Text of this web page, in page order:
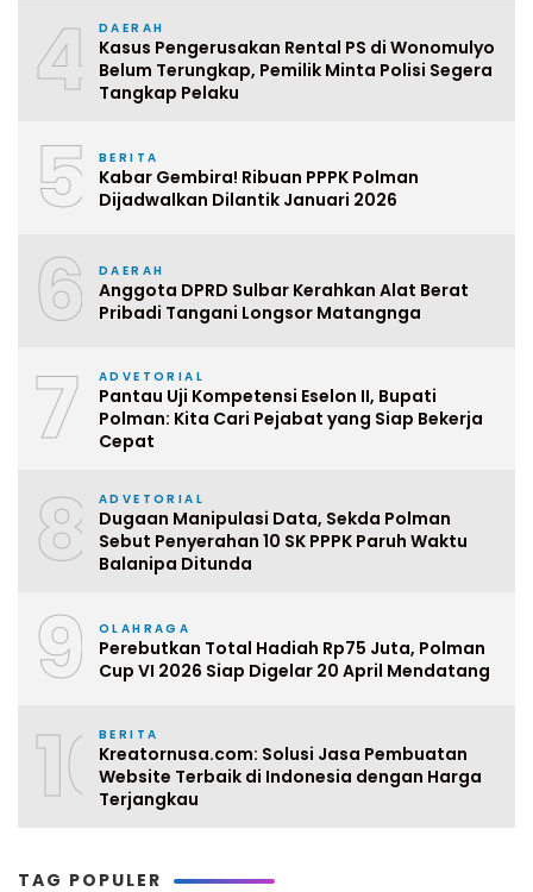
4 DAERAH
Kasus Pengerusakan Rental PS di Wonomulyo
Belum Terungkap, Pemilik Minta Polisi Segera
Tangkap Pelaku
5 BERITA
Kabar Gembira! Ribuan PPPK Polman
Dijadwalkan Dilantik Januari 2026
6 DAERAH
Anggota DPRD Sulbar Kerahkan Alat Berat
Pribadi Tangani Longsor Matangnga
7 ADVETORIAL
Pantau Uji Kompetensi Eselon II, Bupati
Polman: Kita Cari Pejabat yang Siap Bekerja
Cepat
8 ADVETORIAL
Dugaan Manipulasi Data, Sekda Polman
Sebut Penyerahan 10 SK PPPK Paruh Waktu
Balanipa Ditunda
9 OLAHRAGA
Perebutkan Total Hadiah Rp75 Juta, Polman
Cup VI 2026 Siap Digelar 20 April Mendatang
10BERITA
Kreatornusa.com: Solusi Jasa Pembuatan
Website Terbaik di Indonesia dengan Harga
Terjangkau
TAG POPULER